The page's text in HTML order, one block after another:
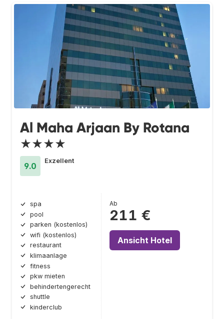
Al Maha Arjaan By Rotana
★★★★
9.0
Exzellent
spa
pool
parken (kostenlos)
wifi (kostenlos)
restaurant
klimaanlage
fitness
pkw mieten
behindertengerecht
shuttle
kinderclub
Ab
211 €
Ansicht Hotel